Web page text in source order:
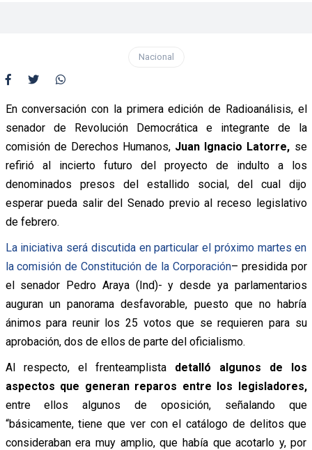
Nacional
En conversación con la primera edición de Radioanálisis, el
senador de Revolución Democrática e integrante de la
comisión de Derechos Humanos, Juan Ignacio Latorre, se
refirió al incierto futuro del proyecto de indulto a los
denominados presos del estallido social, del cual dijo
esperar pueda salir del Senado previo al receso legislativo
de febrero.
La iniciativa será discutida en particular el próximo martes en
la comisión de Constitución de la Corporación– presidida por
el senador Pedro Araya (Ind)- y desde ya parlamentarios
auguran un panorama desfavorable, puesto que no habría
ánimos para reunir los 25 votos que se requieren para su
aprobación, dos de ellos de parte del oficialismo.
Al respecto, el frenteamplistadetalló algunos de los
aspectos que generan reparos entre los legisladores,
entre ellos algunos de oposición, señalando que
“básicamente, tiene que ver con el catálogo de delitos que
consideraban era muy amplio, que había que acotarlo y, por